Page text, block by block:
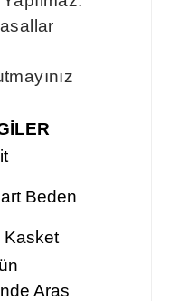
Beden
Kasket
Aras